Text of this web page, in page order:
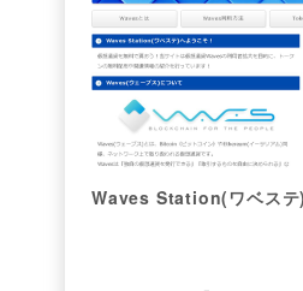
Waves Station(ワベステ)